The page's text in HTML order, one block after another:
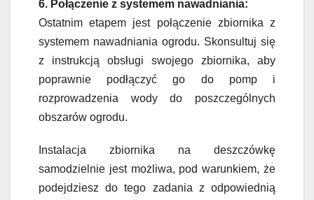
6. Połączenie z systemem nawadniania:
Ostatnim etapem jest połączenie zbiornika z
systemem nawadniania ogrodu. Skonsultuj się
z instrukcją obsługi swojego zbiornika, aby
poprawnie podłączyć go do pomp i
rozprowadzenia wody do poszczególnych
obszarów ogrodu.
Instalacja zbiornika na deszczówkę
samodzielnie jest możliwa, pod warunkiem, że
podejdziesz do tego zadania z odpowiednią